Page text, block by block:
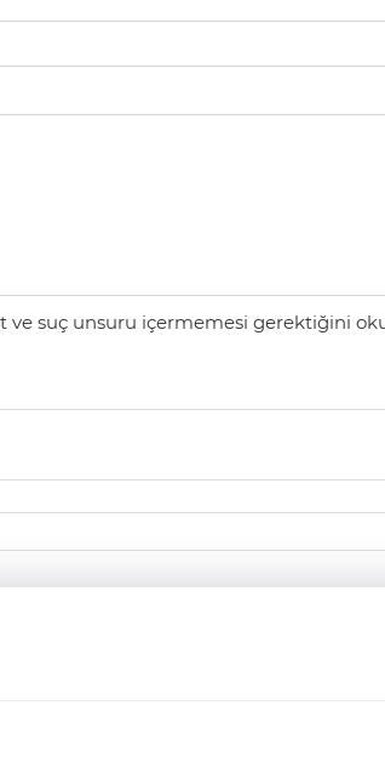
suç unsuru içermemesi gerektiğini